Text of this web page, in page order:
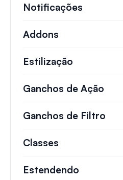
Notificações
Addons
Estilização
Ganchos de Ação
Ganchos de Filtro
Classes
Estendendo